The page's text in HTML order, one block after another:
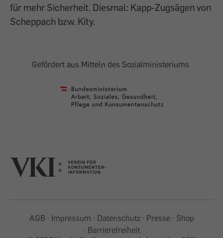
für mehr Sicherheit. Diesmal: Kapp-Zugsägen von
Scheppach bzw. Kity.
Gefördert aus Mitteln des Sozialministeriums
AGB Impressum Datenschutz Presse
Shop
Barrierefreiheit